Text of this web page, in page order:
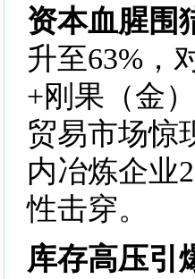
资本血腥围
升至63%，
+刚果（金
贸易市场惊
内冶炼企业
性击穿。
库存高压引